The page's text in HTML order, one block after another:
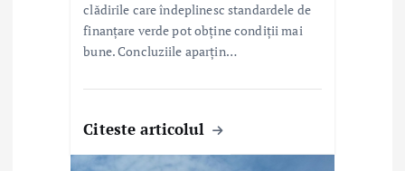
clădirile care îndeplinesc standardele de
finanțare verde pot obține condiții mai
bune. Concluziile aparțin…
Citeste articolul